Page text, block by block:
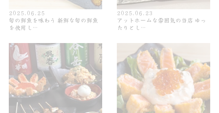
2025.06.25
旬の鮮魚を味わう 新鮮な旬の鮮魚
を使用し…
2025.06.23
アットホームな雰囲気の当店 ゆっ
たりとし…